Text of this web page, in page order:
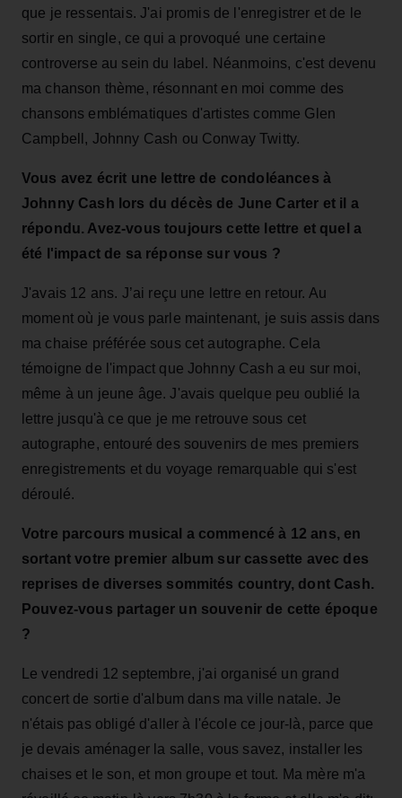
que je ressentais. J'ai promis de l'enregistrer et de le
sortir en single, ce qui a provoqué une certaine
controverse au sein du label. Néanmoins, c'est devenu
ma chanson thème, résonnant en moi comme des
chansons emblématiques d'artistes comme Glen
Campbell, Johnny Cash ou Conway Twitty.
Vous avez écrit une lettre de condoléances à
Johnny Cash lors du décès de June Carter et il a
répondu. Avez-vous toujours cette lettre et quel a
été l'impact de sa réponse sur vous ?
J'avais 12 ans. J’ai reçu une lettre en retour. Au
moment où je vous parle maintenant, je suis assis dans
ma chaise préférée sous cet autographe. Cela
témoigne de l'impact que Johnny Cash a eu sur moi,
même à un jeune âge. J'avais quelque peu oublié la
lettre jusqu'à ce que je me retrouve sous cet
autographe, entouré des souvenirs de mes premiers
enregistrements et du voyage remarquable qui s'est
déroulé.
Votre parcours musical a commencé à 12 ans, en
sortant votre premier album sur cassette avec des
reprises de diverses sommités country, dont Cash.
Pouvez-vous partager un souvenir de cette époque
?
Le vendredi 12 septembre, j'ai organisé un grand
concert de sortie d'album dans ma ville natale. Je
n'étais pas obligé d'aller à l'école ce jour-là, parce que
je devais aménager la salle, vous savez, installer les
chaises et le son, et mon groupe et tout. Ma mère m'a